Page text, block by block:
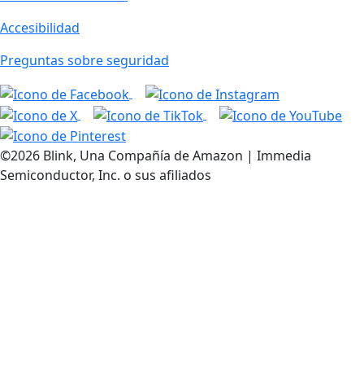
Accesibilidad
Preguntas sobre seguridad
©2026 Blink, Una Compañía de Amazon | Immedia
Semiconductor, Inc. o sus afiliados